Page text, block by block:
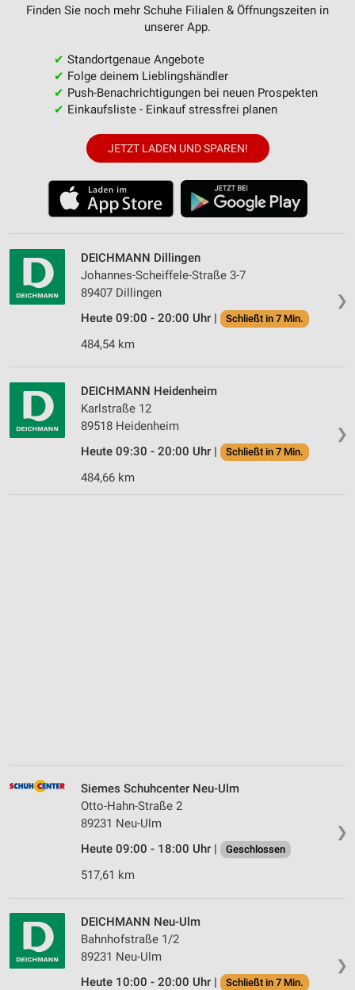
Finden Sie noch mehr Schuhe Filialen & Öffnungszeiten in
unserer App.
✔ Standortgenaue Angebote
✔ Folge deinem Lieblingshändler
✔ Push-Benachrichtigungen bei neuen Prospekten
✔ Einkaufsliste - Einkauf stressfrei planen
JETZT LADEN UND SPAREN!
❯
DEICHMANN Dillingen
Johannes-Scheiffele-Straße 3-7
89407 Dillingen
Heute 09:00 - 20:00 Uhr |
Schließt in 7 Min.
484,54 km
❯
DEICHMANN Heidenheim
Karlstraße 12
89518 Heidenheim
Heute 09:30 - 20:00 Uhr |
Schließt in 7 Min.
484,66 km
❯
Siemes Schuhcenter Neu-Ulm
Otto-Hahn-Straße 2
89231 Neu-Ulm
Heute 09:00 - 18:00 Uhr |
Geschlossen
517,61 km
❯
DEICHMANN Neu-Ulm
Bahnhofstraße 1/2
89231 Neu-Ulm
Heute 10:00 - 20:00 Uhr |
Schließt in 7 Min.